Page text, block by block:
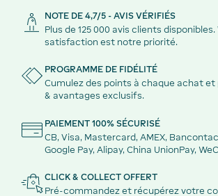
NOTE DE 4,7/5 - AVIS VÉRIFIÉS
Plus de 125 000 avis clients disponibles.
satisfaction est notre priorité.
PROGRAMME DE FIDÉLITÉ
Cumulez des points à chaque achat
& avantages exclusifs.
PAIEMENT 100% SÉCURISÉ
CB, Visa, Mastercard, AMEX,
Google Pay, Alipay, China UnionPay,
CLICK & COLLECT OFFERT
Pré-commandez et récupérez votre